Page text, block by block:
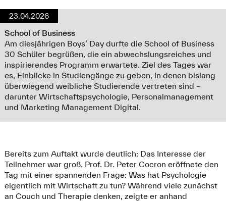
23.04.2026
School of Business
Am diesjährigen Boys’ Day durfte die School of Business
30 Schüler begrüßen, die ein abwechslungsreiches und
inspirierendes Programm erwartete. Ziel des Tages war
es, Einblicke in Studiengänge zu geben, in denen bislang
überwiegend weibliche Studierende vertreten sind –
darunter Wirtschaftspsychologie, Personalmanagement
und Marketing Management Digital.
Bereits zum Auftakt wurde deutlich: Das Interesse der
Teilnehmer war groß. Prof. Dr. Peter Cocron eröffnete den
Tag mit einer spannenden Frage: Was hat Psychologie
eigentlich mit Wirtschaft zu tun? Während viele zunächst
an Couch und Therapie denken, zeigte er anhand